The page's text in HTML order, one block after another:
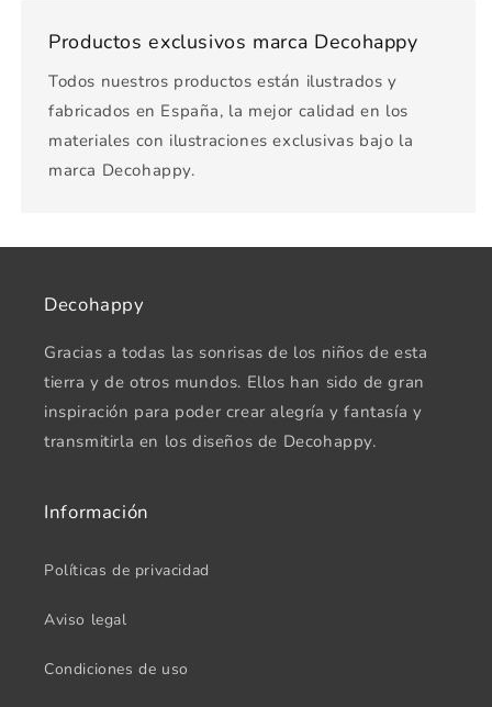
Productos exclusivos marca Decohappy
Todos nuestros productos están ilustrados y
fabricados en España, la mejor calidad en los
materiales con ilustraciones exclusivas bajo la
marca Decohappy.
Decohappy
Gracias a todas las sonrisas de los niños de esta
tierra y de otros mundos. Ellos han sido de gran
inspiración para poder crear alegría y fantasía y
transmitirla en los diseños de Decohappy.
Información
Políticas de privacidad
Aviso legal
Condiciones de uso